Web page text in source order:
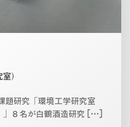
）
題研究「環境工学研究室
」８名が白鶴酒造研究 […]